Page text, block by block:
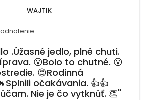
WAJTIK
.Úžasné jedlo, plné chuti.
😮Bolo to chutné. 😮
😍Rodinná
očakávania. 👍👍
Nie je čo vytknúť. 👏"